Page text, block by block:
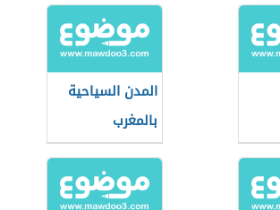
المدن السياحية
بالمغرب